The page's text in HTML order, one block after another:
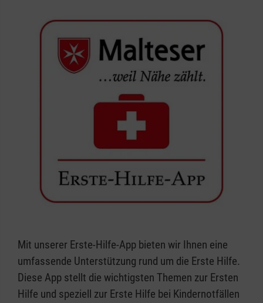
Mit unserer Erste-Hilfe-App bieten wir Ihnen eine
umfassende Unterstützung rund um die Erste Hilfe.
Diese App stellt die wichtigsten Themen zur Ersten
Hilfe und speziell zur Erste Hilfe bei Kindernotfällen